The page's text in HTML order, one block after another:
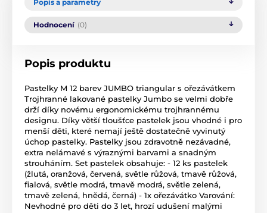
Popis a parametry
Hodnocení (0)
Popis produktu
Pastelky M 12 barev JUMBO triangular s ořezávátkem
Trojhranné lakované pastelky Jumbo se velmi dobře
drží díky novému ergonomickému trojhrannému
designu. Díky větší tloušťce pastelek jsou vhodné i pro
menší děti, které nemají ještě dostatečně vyvinutý
úchop pastelky. Pastelky jsou zdravotně nezávadné,
extra nelámavé s výraznými barvami a snadným
strouháním. Set pastelek obsahuje: - 12 ks pastelek
(žlutá, oranžová, červená, světle růžová, tmavě růžová,
fialová, světle modrá, tmavě modrá, světle zelená,
tmavě zelená, hnědá, černá) - 1x ořezávátko Varování:
Nevhodné pro děti do 3 let, hrozí udušení malými